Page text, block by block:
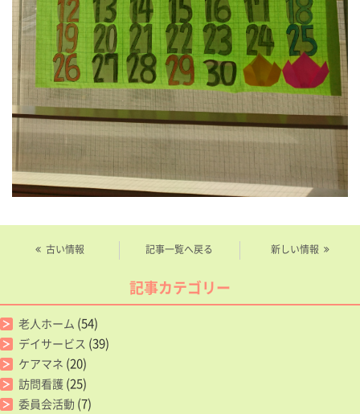
古い情報 記事一覧へ戻る 新しい情報
記事カテゴリー
老人ホーム (54)
デイサービス (39)
ケアマネ (20)
訪問看護 (25)
委員会活動 (7)